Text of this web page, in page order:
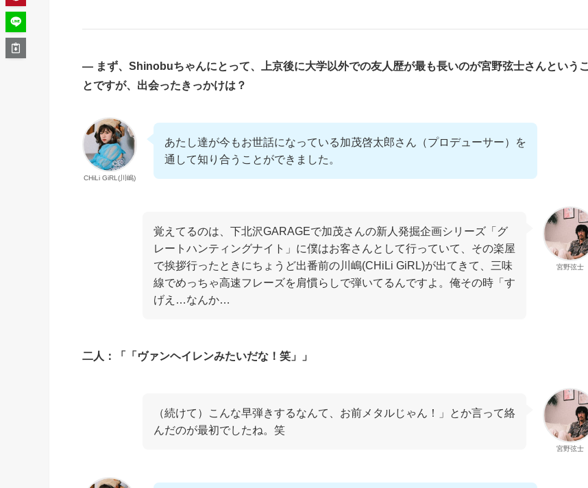
― まず、Shinobuちゃんにとって、上京後に大学以外での友人歴が最も長いのが宮野弦士さんというこ
とですが、出会ったきっかけは？
CHiLi GiRL(川嶋)
あたし達が今もお世話になっている加茂啓太郎さん（プロデューサー）を
通して知り合うことができました。
宮野弦士
覚えてるのは、下北沢GARAGEで加茂さんの新人発掘企画シリーズ「グ
レートハンティングナイト」に僕はお客さんとして行っていて、その楽屋
で挨拶行ったときにちょうど出番前の川嶋(CHiLi GiRL)が出てきて、三味
線でめっちゃ高速フレーズを肩慣らしで弾いてるんですよ。俺その時「す
げえ…なんか…
二人：「「ヴァンヘイレンみたいだな！笑」」
宮野弦士
（続けて）こんな早弾きするなんて、お前メタルじゃん！」とか言って絡
んだのが最初でしたね。笑